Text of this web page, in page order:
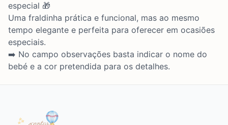
especial 🎁
Uma fraldinha prática e funcional, mas ao mesmo
tempo elegante e perfeita para oferecer em ocasiões
especiais.
➡️ No campo observações basta indicar o nome do
bebé e a cor pretendida para os detalhes.